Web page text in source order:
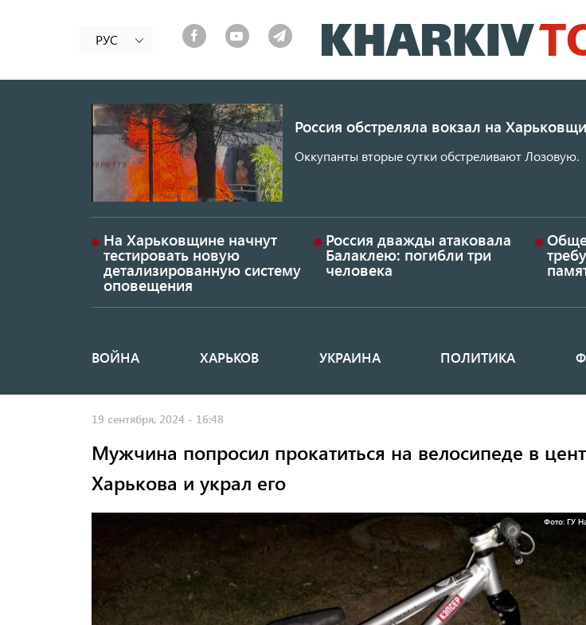
к
РУС
Россия обстреляла вокзал на
Оккупанты вторые сутки обстреливают Лозовую.
На Харьковщине начнут
тестировать новую
детализированную систему
оповещения
Россия дважды атаковала
Балаклею: погибли три
человека
Основная
ВОЙНА ХАРЬКОВ УКРАИНА ПОЛИТИКА
19 сентября, 2024 - 16:48
Мужчина попросил прокатиться на велосипеде в
Харькова и украл его
Фото: ГУ